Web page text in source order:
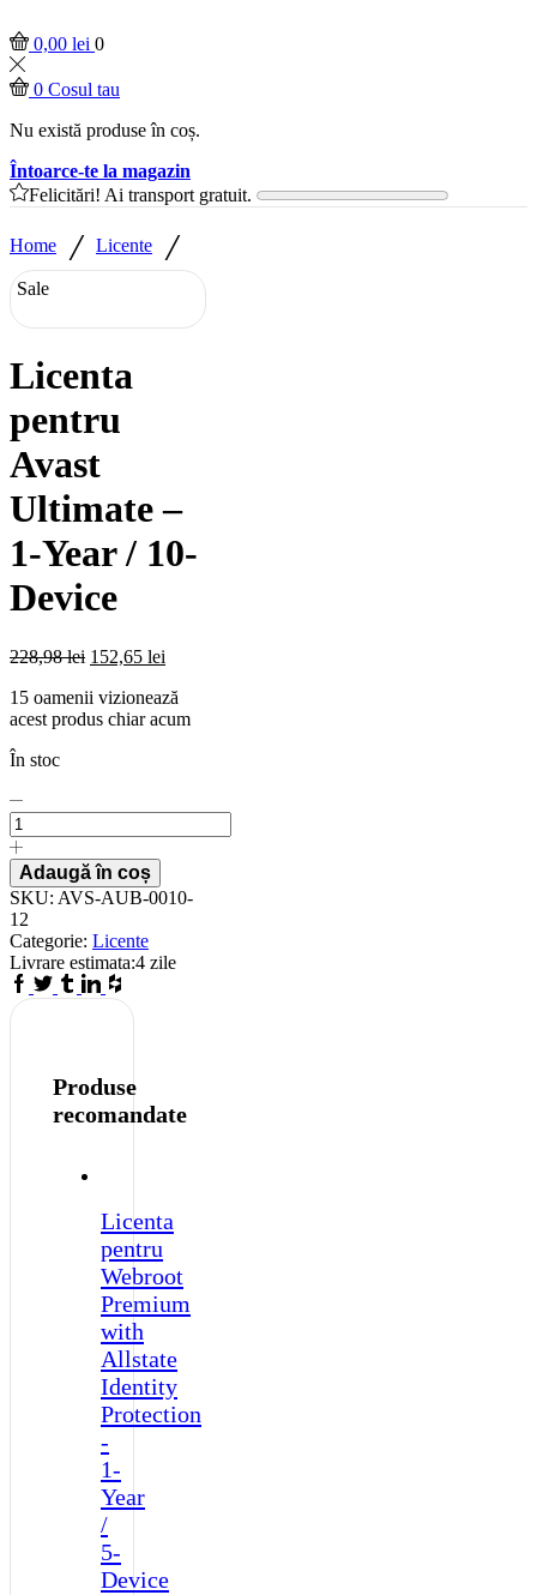
0,00 lei 0
0 Cosul tau
Nu există produse în coș.
Întoarce-te la magazin
Felicitări! Ai transport gratuit.
Home / Licente /
Sale
Licenta
pentru
Avast
Ultimate –
1-Year / 10-
Device
228,98lei 152,65 lei
15 oamenii vizionează
acest produs chiar acum
În stoc
Licenta
Avast
Ultimate
-
1-
Year
/
10-
Device
Adaugă în coș
SKU: AVS-AUB-0010-
12
Categorie: Licente
Livrare estimata:4 zile
Facebook
TwitterTumblr
Linkedin
Houzz
Produse
recomandate
Licenta
pentru
Webroot
Premium
with
Allstate
Identity
Protection
-
1-
Year
/
5-
Device